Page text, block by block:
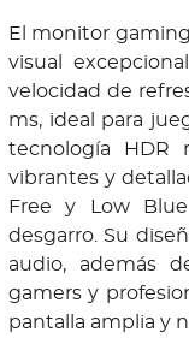
El monitor gaming
visual
velocidad de
ms, ideal para
tecnología HDR
vibrantes y
Free y Low
desgarro. Su
audio, además
gamers y
pantalla amplia y